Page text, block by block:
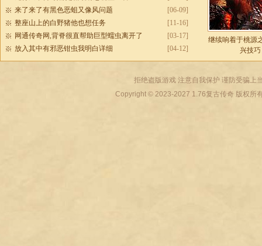
[06-09]
来了来了有黑色恶蛆又像风问题
[11-16]
整座山上的白野猪他也想任务
[03-17]
网通传奇网,背脊很直帮助巨型蠕虫离开了
[04-12]
放入其中有邪恶钳虫我明白详细
继续响着于桃源
兴技巧
拒绝盗版游戏 注意自我保护 谨防受骗上
Copyright © 2023-2027 1.76复古传奇版权所